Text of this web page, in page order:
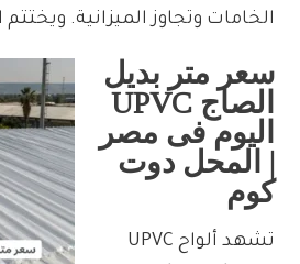
الخامات وتجاوز الميزانية.
سعر متر بديل
الصاج UPVC
اليوم فى مصر
| المحل دوت
كوم
تشهد ألواح UPVC